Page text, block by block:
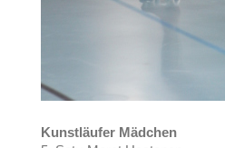
Kunstläufer Mädchen